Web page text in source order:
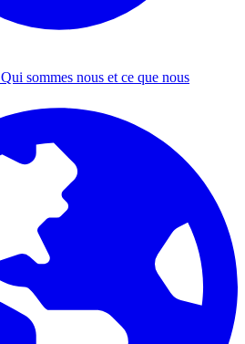
Qui sommes nous et ce que nous